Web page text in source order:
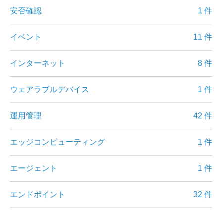
安否確認 1 件
イベント 11 件
インターネット 8 件
ウェアラブルデバイス 1 件
運用管理 42 件
エッジコンピューティング 1 件
エージェント 1 件
エンドポイント 32 件